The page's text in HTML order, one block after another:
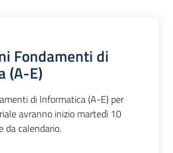
Fondamenti di
(A-E)
di Informatica (A-E) per
avranno inizio martedì 10
da calendario.